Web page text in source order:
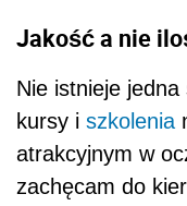
Jakość a nie
Nie istnieje
kursy i szkolenia
atrakcyjnym w
zachęcam do